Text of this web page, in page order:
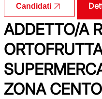
Candidati
ADDETTO/A
ZONA